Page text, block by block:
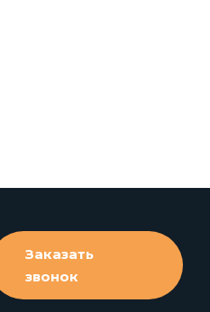
Заказать
звонок